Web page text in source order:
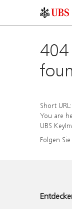
404
Short URL:
You are
UBS
Folgen